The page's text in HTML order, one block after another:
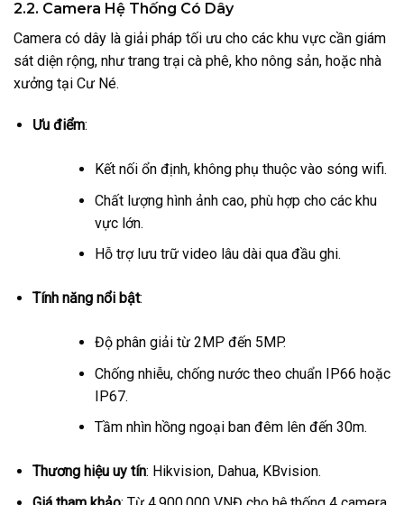
2.2. Camera Hệ Thống Có Dây
Camera có dây là giải pháp tối ưu cho các khu vực cần giám
sát diện rộng, như trang trại cà phê, kho nông sản, hoặc nhà
xưởng tại Cư Né.
Ưu điểm:
Kết nối ổn định, không phụ thuộc vào sóng wifi.
Chất lượng hình ảnh cao, phù hợp cho các khu
vực lớn.
Hỗ trợ lưu trữ video lâu dài qua đầu ghi.
Tính năng nổi bật:
Độ phân giải từ 2MP đến 5MP.
Chống nhiễu, chống nước theo chuẩn IP66 hoặc
IP67.
Tầm nhìn hồng ngoại ban đêm lên đến 30m.
Thương hiệu uy tín: Hikvision, Dahua, KBvision.